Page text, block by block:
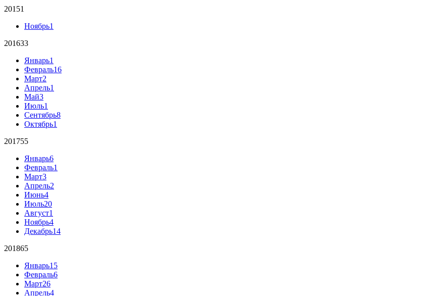
20151
Ноябрь1
201633
Январь1
Февраль16
Март2
Апрель1
Май3
Июль1
Сентябрь8
Октябрь1
201755
Январь6
Февраль1
Март3
Апрель2
Июнь4
Июль20
Август1
Ноябрь4
Декабрь14
201865
Январь15
Февраль6
Март26
Апрель4